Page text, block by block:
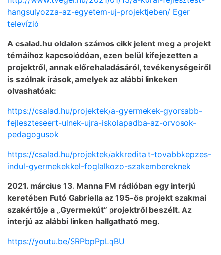
hangsulyozza-az-egyetem-uj-projektjeben/ Eger
televízió
A csalad.hu oldalon számos cikk jelent meg a projekt
témáihoz kapcsolódóan, ezen belül kifejezetten a
projektről, annak előrehaladásáról, tevékenységeiről
is szólnak írások, amelyek az alábbi linkeken
olvashatóak:
https://csalad.hu/projektek/a-gyermekek-gyorsabb-
fejleszteseert-ulnek-ujra-iskolapadba-az-orvosok-
pedagogusok
https://csalad.hu/projektek/akkreditalt-tovabbkepzes-
indul-gyermekekkel-foglalkozo-szakembereknek
2021. március 13. Manna FM rádióban egy interjú
keretében Futó Gabriella az 195-ös projekt szakmai
szakértője a „Gyermekút” projektről beszélt. Az
interjú az alábbi linken hallgatható meg.
https://youtu.be/SRPbpPpLqBU